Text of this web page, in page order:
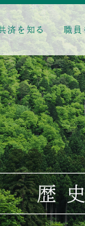
済を知る 職員
歴